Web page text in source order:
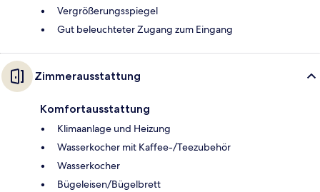
Vergrößerungsspiegel
Gut beleuchteter Zugang zum Eingang
Zimmerausstattung
Komfortausstattung
Klimaanlage und Heizung
Wasserkocher mit Kaffee-/Teezubehör
Wasserkocher
Bügeleisen/Bügelbrett